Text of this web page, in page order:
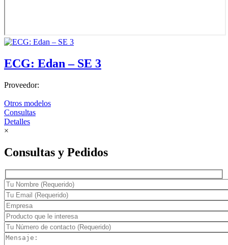
ECG: Edan – SE 3
Proveedor:
Otros modelos
Consultas
Detalles
×
Consultas y Pedidos